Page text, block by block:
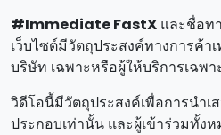
#Immediate FastX และชื่อท
เว็บไซต์มีวัตถุประสงค์ทางการค้า
บริษัท เฉพาะหรือผู้ให้บริการเฉพา
วิดีโอนี้มีวัตถุประสงค์เพื่อการนํา
ประกอบเท่านั้น และผู้เข้าร่วมทั้ง